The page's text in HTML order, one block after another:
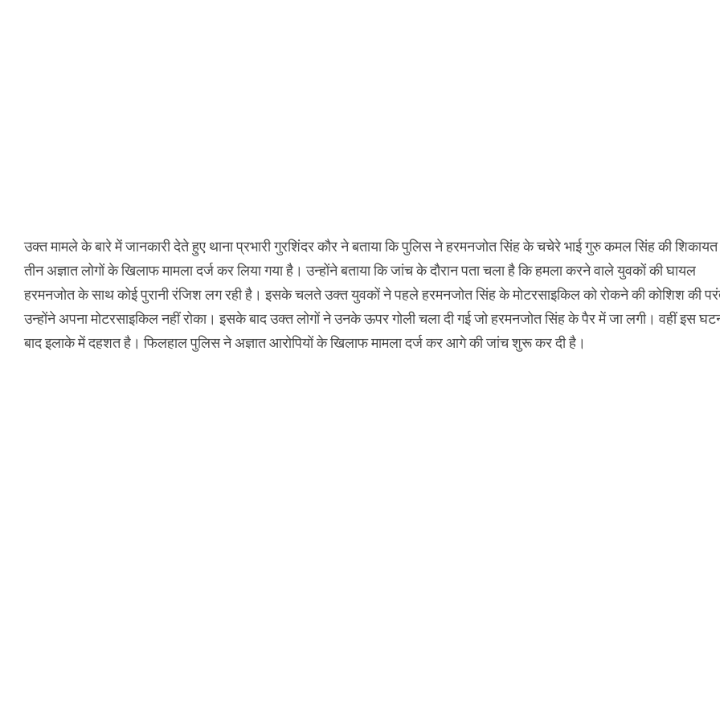
उक्त मामले के बारे में जानकारी देते हुए थाना प्रभारी गुरशिंदर कौर ने बताया कि पुलिस ने हरमनजोत सिंह के चचेरे भाई गुरु कमल सिंह की
तीन अज्ञात लोगों के खिलाफ मामला दर्ज कर लिया गया है। उन्होंने बताया कि जांच के दौरान पता चला है कि हमला करने वाले युवकों की घायल
हरमनजोत के साथ कोई पुरानी रंजिश लग रही है। इसके चलते उक्त युवकों ने पहले हरमनजोत सिंह के मोटरसाइकिल को रोकने की कोशिश की
उन्होंने अपना मोटरसाइकिल नहीं रोका। इसके बाद उक्त लोगों ने उनके ऊपर गोली चला दी गई जो हरमनजोत सिंह के पैर में जा लगी। वहीं इस
बाद इलाके में दहशत है। फिलहाल पुलिस ने अज्ञात आरोपियों के खिलाफ मामला दर्ज कर आगे की जांच शुरू कर दी है।